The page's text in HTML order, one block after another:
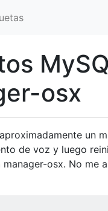
osx
un
de voz y luego
osx. No me